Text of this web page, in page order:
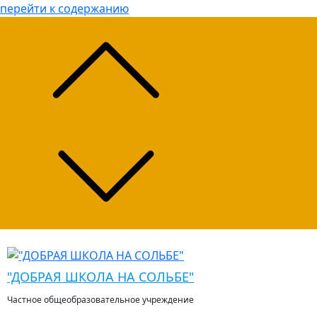
перейти к содержанию
"ДОБРАЯ ШКОЛА НА СОЛЬБЕ"
Частное общеобразовательное учреждение